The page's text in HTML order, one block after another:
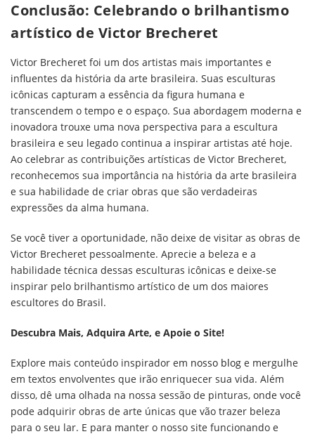
Conclusão: Celebrando o brilhantismo
artístico de Victor Brecheret
Victor Brecheret foi um dos artistas mais importantes e
influentes da história da arte brasileira. Suas esculturas
icônicas capturam a essência da figura humana e
transcendem o tempo e o espaço. Sua abordagem moderna e
inovadora trouxe uma nova perspectiva para a escultura
brasileira e seu legado continua a inspirar artistas até hoje.
Ao celebrar as contribuições artísticas de Victor Brecheret,
reconhecemos sua importância na história da arte brasileira
e sua habilidade de criar obras que são verdadeiras
expressões da alma humana.
Se você tiver a oportunidade, não deixe de visitar as obras de
Victor Brecheret pessoalmente. Aprecie a beleza e a
habilidade técnica dessas esculturas icônicas e deixe-se
inspirar pelo brilhantismo artístico de um dos maiores
escultores do Brasil.
Descubra Mais, Adquira Arte, e Apoie o Site!
Explore mais conteúdo inspirador em nosso blog e mergulhe
em textos envolventes que irão enriquecer sua vida. Além
disso, dê uma olhada na nossa sessão de pinturas, onde você
pode adquirir obras de arte únicas que vão trazer beleza
para o seu lar. E para manter o nosso site funcionando e